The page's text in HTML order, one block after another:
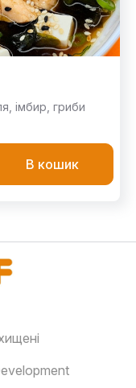
імбир, гриби
В кошик